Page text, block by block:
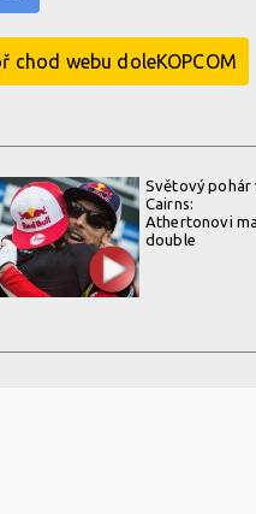
chod webu doleKOPCOM
Světový pohár
Cairns:
Athertonovi
double